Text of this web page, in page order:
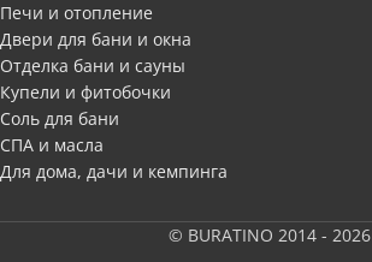
Печи и отопление
Двери для бани и окна
Отделка бани и сауны
Купели и фитобочки
Соль для бани
СПА и масла
Для дома, дачи и кемпинга
© BURATINO 2014 - 2026